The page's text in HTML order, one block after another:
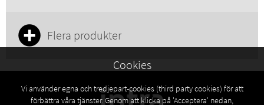
Flera produkter
Cookies
Vi använder egna och tredjepart-cookies (third party cookies) för att
förbättra våra tjänster. Genom att klicka på 'Acceptera' nedan,